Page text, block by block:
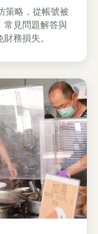
策略，從帳號被
常見問題解答與
務損失。